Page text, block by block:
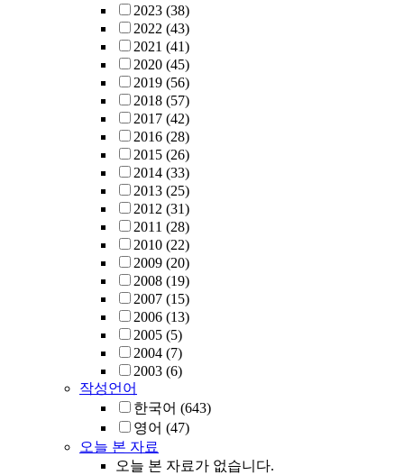
2023 (38)
2022 (43)
2021 (41)
2020 (45)
2019 (56)
2018 (57)
2017 (42)
2016 (28)
2015 (26)
2014 (33)
2013 (25)
2012 (31)
2011 (28)
2010 (22)
2009 (20)
2008 (19)
2007 (15)
2006 (13)
2005 (5)
2004 (7)
2003 (6)
작성언어
한국어 (643)
영어 (47)
오늘 본 자료
오늘 본 자료가 없습니다.